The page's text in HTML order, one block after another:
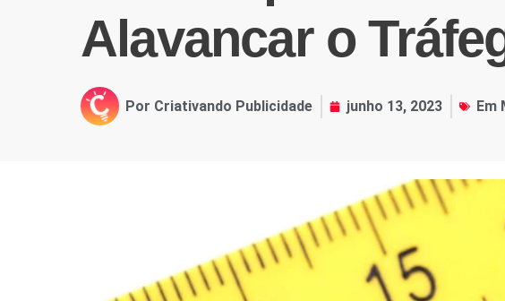
Alavancar o
Por Criativando Publicidade junho 13, 2023 Em